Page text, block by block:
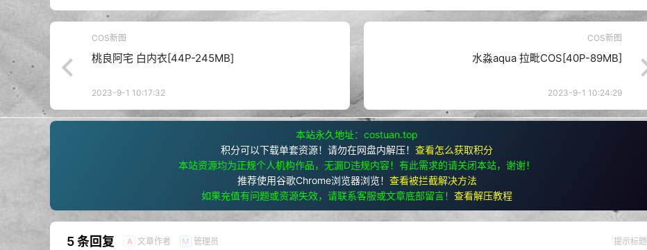
COS新图
桃良阿宅 白内衣[44P-245MB]
2023-9-1 10:17:32
COS新图
水淼aqua 拉毗COS[40P-89MB]
2023-9-1 10:24:29
本站永久地址：costuan.top
积分可以下载单套资源！请勿在网盘内解压！ 查看怎么获取积分
本站资源均为正规个人机构作品，无漏D违规内容！有此需求的请关闭本站，谢谢！
推荐使用谷歌Chrome浏览器浏览！ 查看被拦截解决方法
如果充值有问题或资源失效，请联系客服或文章底部留言！ 查看解压教程
5 条回复 A 文章作者 M 管理员 提示标题